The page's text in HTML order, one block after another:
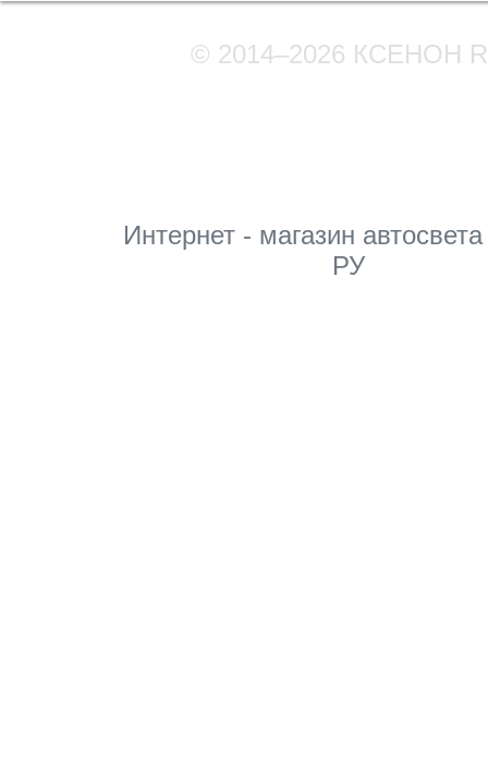
© 2014–2026 КСЕНОН
Интернет - магазин
РУ